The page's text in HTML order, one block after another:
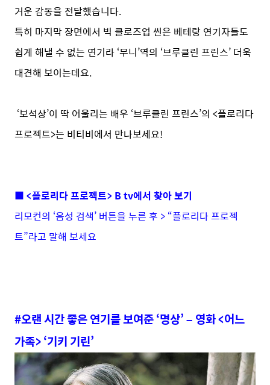
거운 감동을 전달했습니다.
특히 마지막 장면에서 빅 클로즈업 씬은 베테랑 연기자들도
쉽게 해낼 수 없는 연기라 ‘무니’역의 ‘브루클린 프린스’ 더욱
대견해 보이는데요.
‘보석상’이 딱 어울리는 배우 ‘브루클린 프린스’의 <플로리다
프로젝트>는 비티비에서 만나보세요!
■ <플로리다 프로젝트> B tv에서 찾아 보기
리모컨의 ‘음성 검색’ 버튼을 누른 후 > “플로리다 프로젝
트”라고 말해 보세요
#오랜 시간 좋은 연기를 보여준 ‘명상’ – 영화 <어느
가족> ‘기키 기린’